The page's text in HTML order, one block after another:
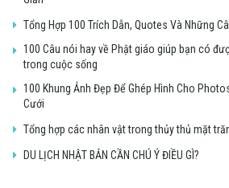
Tổng Hợp 100 Trích Dẫn, Quotes Và Những
100 Câu nói hay về Phật giáo giúp bạn có
trong cuộc sống
100 Khung Ảnh Đẹp Để Ghép Hình Cho
Cưới
Tổng hợp các nhân vật trong thủy thủ mặt
DU LỊCH NHẬT BẢN CẦN CHÚ Ý ĐIỀU GÌ?